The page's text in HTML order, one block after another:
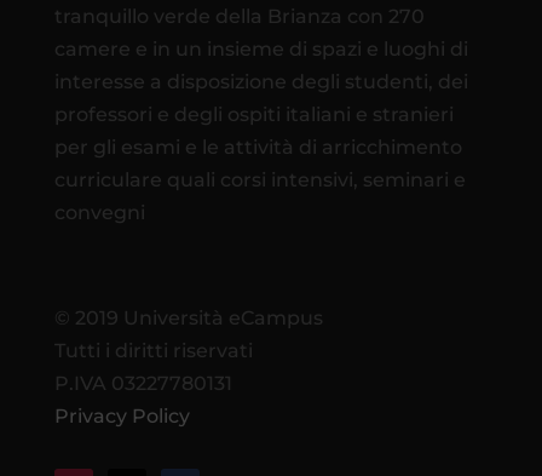
tranquillo verde della Brianza con 270
camere e in un insieme di spazi e luoghi di
interesse a disposizione degli studenti, dei
professori e degli ospiti italiani e stranieri
per gli esami e le attività di arricchimento
curriculare quali corsi intensivi, seminari e
convegni
© 2019 Università eCampus
Tutti i diritti riservati
P.IVA 03227780131
Privacy Policy